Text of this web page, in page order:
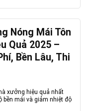
Nóng Mái Tôn
Quả 2025 –
Bền Lâu, Thi
xưởng hiệu quả nhất
bền mái và giảm nhiệt độ